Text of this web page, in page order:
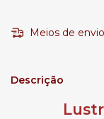
Meios de envio
Descrição